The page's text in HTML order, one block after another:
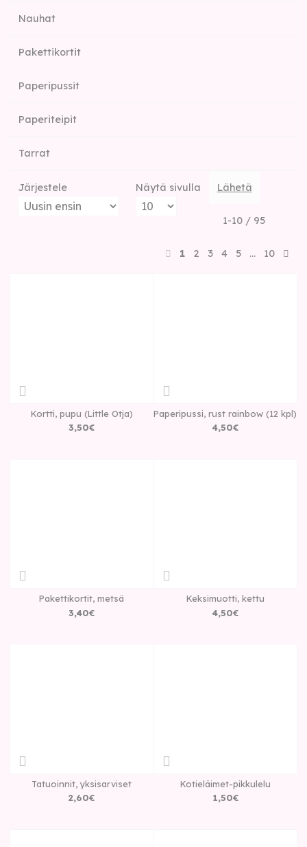
Nauhat
Pakettikortit
Paperipussit
Paperiteipit
Tarrat
Järjestele Näytä sivulla Lähetä
1-10 / 95
1 2 3 4 5 … 10
Kortti, pupu (Little Otja)
3,50€
Paperipussi, rust rainbow (12 kpl)
4,50€
Pakettikortit, metsä
3,40€
Keksimuotti, kettu
4,50€
Tatuoinnit, yksisarviset
2,60€
Kotieläimet-pikkulelu
1,50€